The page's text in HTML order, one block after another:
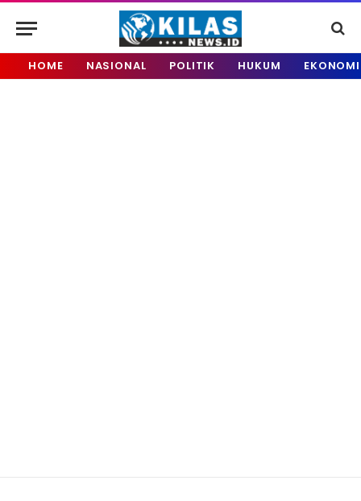
HOME NASIONAL POLITIK HUKUM EKONOMI